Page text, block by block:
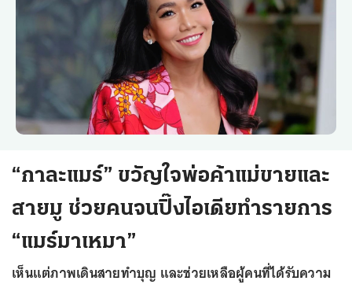
“กาละแมร์” ขวัญใจพ่อค้าแม่ขายและ
สายมู ช่วยคนจนปิ๊งไอเดียทำรายการ
“แมร์มาเหมา”
เห็นแต่ภาพเดินสายทำบุญ และช่วยเหลือผู้คนที่ได้รับความ